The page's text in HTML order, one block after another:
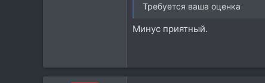
Требуется ваша оценка
Минус приятный.